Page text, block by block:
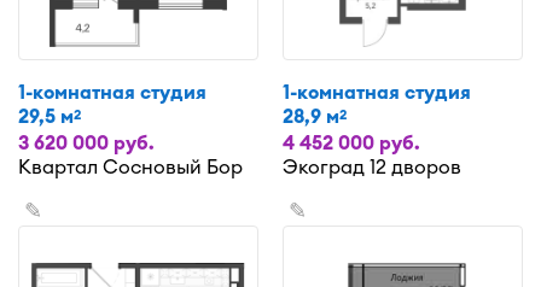
1-комнатная студия
29,5 м2
3 620 000 руб.
Квартал Сосновый Бор
1-комнатная студия
28,9 м2
4 452 000 руб.
Экоград 12 дворов
✎ ✎